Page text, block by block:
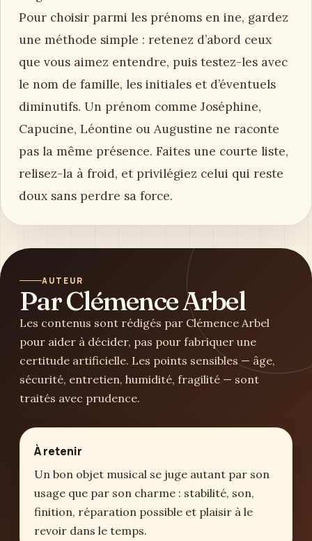
Pour choisir parmi les prénoms en ine, gardez
une méthode simple : retenez d’abord ceux
que vous aimez entendre, puis testez-les avec
le nom de famille, les initiales et d’éventuels
diminutifs. Un prénom comme Joséphine,
Capucine, Léontine ou Augustine ne raconte
pas la même présence. Faites une courte liste,
relisez-la à froid, et privilégiez celui qui reste
doux sans perdre sa force.
AUTEUR
Par Clémence Arbel
Les contenus sont rédigés par Clémence Arbel
pour aider à décider, pas pour fabriquer une
certitude artificielle. Les points sensibles — âge,
sécurité, entretien, humidité, fragilité — sont
traités avec prudence.
À retenir
Un bon objet musical se juge autant par son
usage que par son charme : stabilité, son,
finition, réparation possible et plaisir à le
revoir dans le temps.